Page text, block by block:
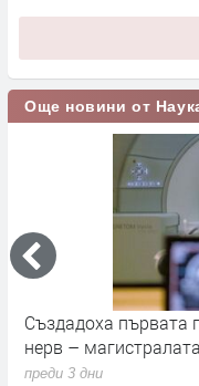
Още новини от
Апофис няма да
друга заплаха за
преди 3 дни